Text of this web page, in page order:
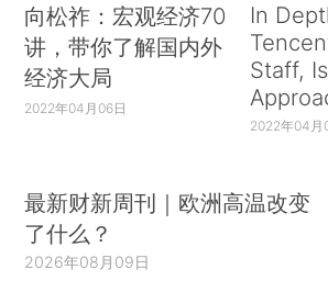
向松祚：宏观经济70
讲，带你了解国内外
经济大局
2022年04月06日
In
Staff,
2022年04月
最新财新周刊｜欧洲高温改变
了什么？
2026年08月09日